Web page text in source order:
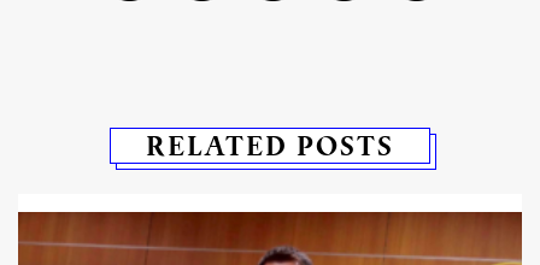
RELATED POSTS